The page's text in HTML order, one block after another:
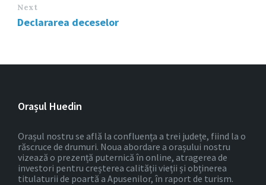
Next
Declararea deceselor
Orașul Huedin
Orașul nostru se află la confluența a trei județe, fiind la o
răscruce de drumuri. Noua abordare a orașului nostru
vizează o prezență puternică în online, atragerea de
investori pentru creșterea calității vieții și obținerea
titulaturii de poartă a Apusenilor, în raport de turism.